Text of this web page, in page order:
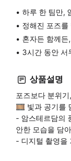
하루 한 팀만,
정해진 포즈
혼자든 함께
3시간 동안 서
상품설명
포즈보다 분위
🎞️ 빛과 공기를
- 암스테르담의
안한 모습을 담
- 디지털 촬영을